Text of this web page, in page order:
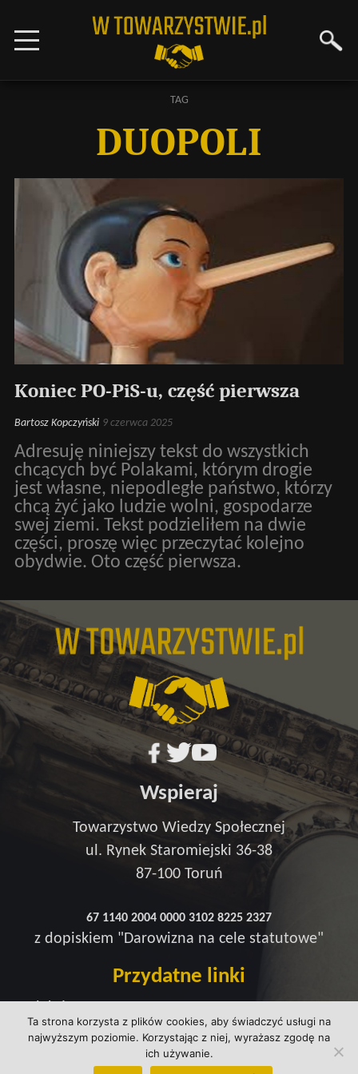
TAG
DUOPOLI
Koniec PO-PiS-u, część pierwsza
Bartosz Kopczyński 9 czerwca 2025
Adresuję niniejszy tekst do wszystkich
chcących być Polakami, którym drogie
jest własne, niepodległe państwo, którzy
chcą żyć jako ludzie wolni, gospodarze
swej ziemi. Tekst podzieliłem na dwie
części, proszę więc przeczytać kolejno
obydwie. Oto część pierwsza.
Ta strona korzysta z plików cookies, aby świadczyć usługi na
najwyższym poziomie. Korzystając z niej, wyrażasz zgodę na
ich używanie.
Wspieraj
Towarzystwo Wiedzy Społecznej
ul. Rynek Staromiejski 36-38
87-100 Toruń
67 1140 2004 0000 3102 8225 2327
z dopiskiem "Darowizna na cele statutowe"
Przydatne linki
Strefa wsparcia
Polityka prywatności